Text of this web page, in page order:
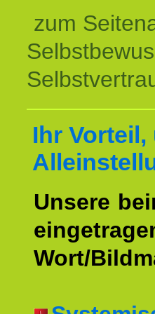
zum
Ihr
Unsere
Wort/